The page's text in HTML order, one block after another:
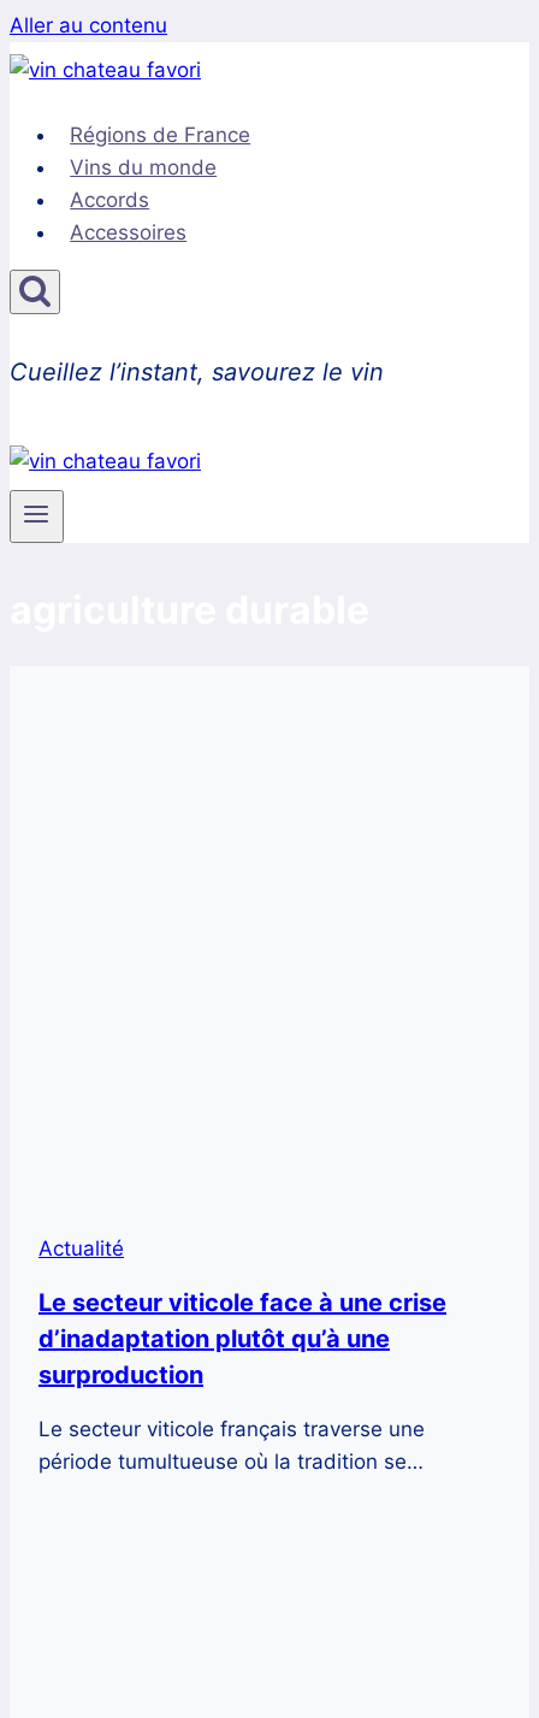
Aller au contenu
Régions de France
Vins du monde
Accords
Accessoires
Cueillez l’instant, savourez le vin
Actualité
Le secteur viticole face à une crise
d’inadaptation plutôt qu’à une
surproduction
Le secteur viticole français traverse une
période tumultueuse où la tradition se…